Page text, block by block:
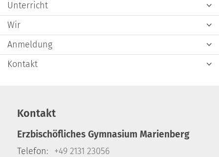
Unterricht
Wir
Anmeldung
Kontakt
Kontakt
Erzbischöfliches Gymnasium Marienberg
Telefon:
+49 2131 23056